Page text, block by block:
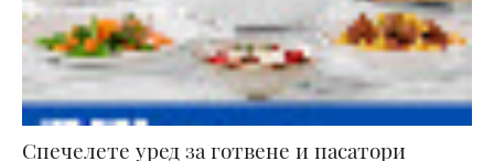
Спечелете уред за готвене и пасатори